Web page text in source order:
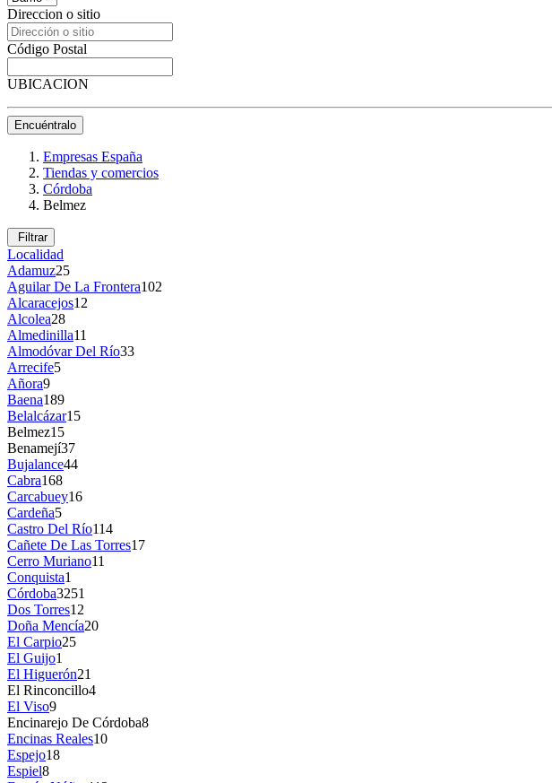
Direccion o sitio
Código Postal
UBICACION
Encuéntralo
Empresas España
Tiendas y comercios
Córdoba
Belmez
Filtrar
Localidad
Adamuz25
Aguilar De La Frontera102
Alcaracejos12
Alcolea28
Almedinilla11
Almodóvar Del Río33
Arrecife5
Añora9
Baena189
Belalcázar15
Belmez15
Benamejí37
Bujalance44
Cabra168
Carcabuey16
Cardeña5
Castro Del Río114
Cañete De Las Torres17
Cerro Muriano11
Conquista1
Córdoba3251
Dos Torres12
Doña Mencía20
El Carpio25
El Guijo1
El Higuerón21
El Rinconcillo4
El Viso9
Encinarejo De Córdoba8
Encinas Reales10
Espejo18
Espiel8